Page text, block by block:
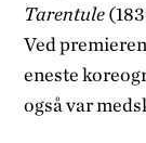
Tarentule
Ved
eneste
også var